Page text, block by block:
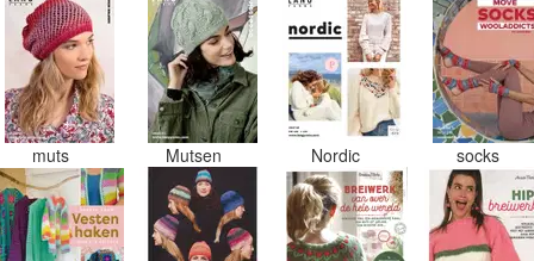
muts Mutsen Nordic socks